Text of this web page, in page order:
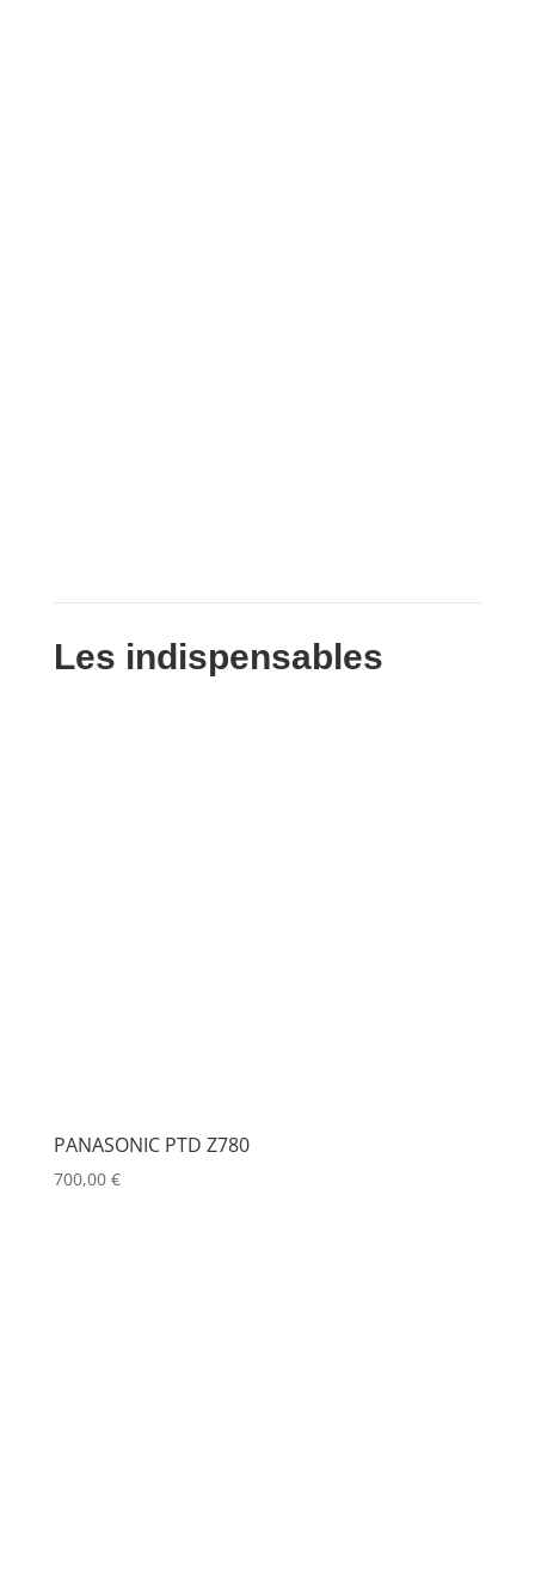
Les indispensables
PANASONIC PTD Z780
700,00 €